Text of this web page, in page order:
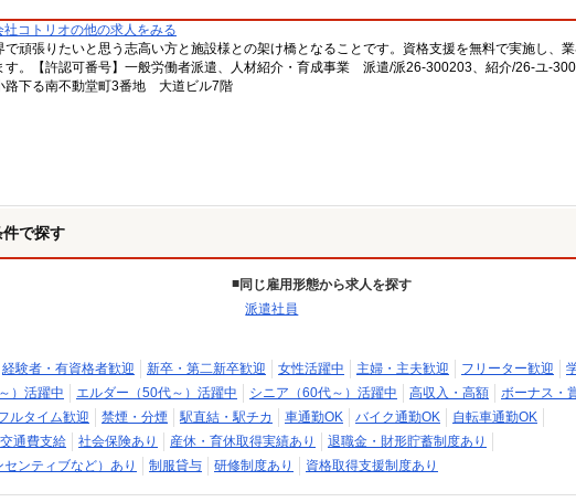
社コトリオの他の求人をみる
で頑張りたいと思う志高い方と施設様との架け橋となることです。資格支援を無料で実施し、
す。【許認可番号】一般労働者派遣、人材紹介・育成事業 派遣/派26-300203、紹介/26-ユ-
路下る南不動堂町3番地 大道ビル7階
で探す
同じ雇用形態から求人を探す
派遣社員
経験者・有資格者歓迎 新卒・第二新卒歓迎 女性活躍中 主婦・主夫歓迎 フリーター歓迎
）活躍中 エルダー（50代～）活躍中 シニア（60代～）活躍中 高収入・高額
ボーナス・
ルタイム歓迎 禁煙・分煙 駅直結・駅チカ 車通勤OK バイク通勤OK
自転車通勤OK
交通費支給 社会保険あり 産休・育休取得実績あり
退職金・財形貯蓄制度あり
ンティブなど）あり
制服貸与 研修制度あり 資格取得支援制度あり